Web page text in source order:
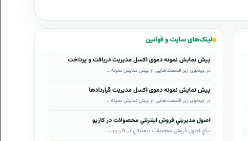
لینک‌های سایت و قوانین
پیش نمایش نمونه دموی اکسل مدیریت دریافت و پرداخت
در ویدئوی زیر قسمت‌هایی از پیش نمایش نمونه...
پیش نمایش نمونه دموی اکسل مدیریت قراردادها
در ویدئوی زیر قسمت‌هایی از پیش نمایش نمونه...
اصول مديريتي فروش اينترنتي محصولات در کازيو
بناي اصول فروش محصولات ديجيتالي در کازيو ب...